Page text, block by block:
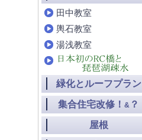
田中教室
輿石教室
湯浅教室
緑化とルーフプラン
集合住宅改修！ & ？
屋根